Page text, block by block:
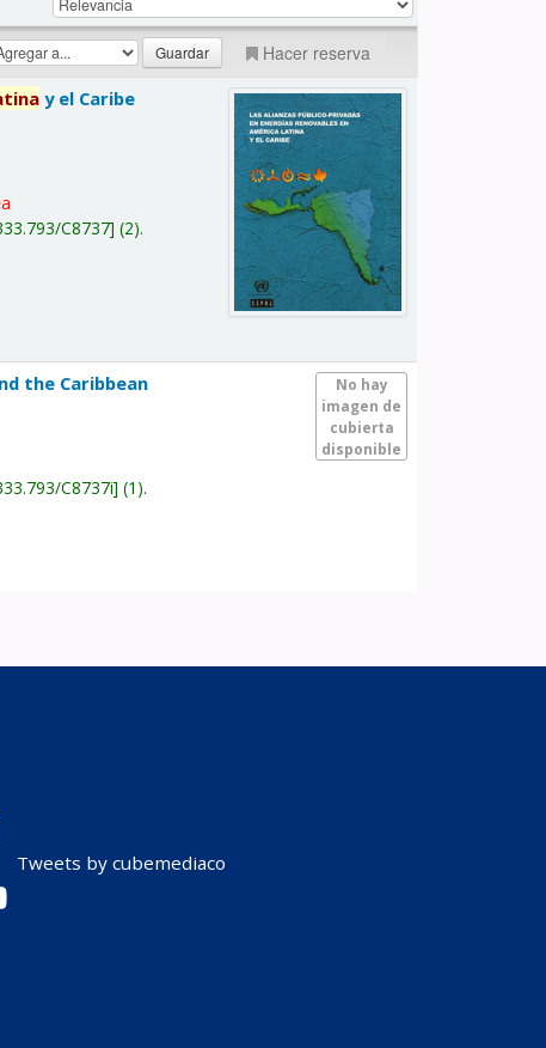
Hacer reserva
y el Caribe
C8737 (2).
No hay
imagen de
cubierta
disponible
the Caribbean
C8737i (1).
Tweets by cubemediaco